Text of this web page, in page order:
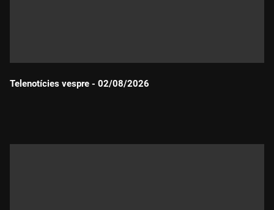
Telenotícies vespre - 02/08/2026